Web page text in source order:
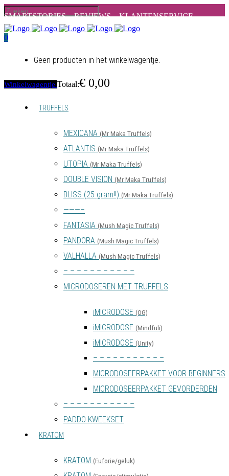
SMARTSTORIES –REVIEWS –KLANTENSERVICE
0
Geen producten in het winkelwagentje.
Winkelwagentje Totaal:€ 0,00
TRUFFELS
MEXICANA (Mr Maka Truffels)
ATLANTIS (Mr Maka Truffels)
UTOPIA (Mr Maka Truffels)
DOUBLE VISION (Mr Maka Truffels)
BLISS (25 gram!!) (Mr Maka Truffels)
———–
FANTASIA (Mush Magic Truffels)
PANDORA (Mush Magic Truffels)
VALHALLA (Mush Magic Truffels)
– – – – – – – – – – –
MICRODOSEREN MET TRUFFELS
iMICRODOSE (OG)
iMICRODOSE (Mindfuli)
iMICRODOSE (Unity)
– – – – – – – – – – –
MICRODOSEERPAKKET VOOR BEGINNERS
MICRODOSEERPAKKET GEVORDERDEN
– – – – – – – – – – –
PADDO KWEEKSET
KRATOM
KRATOM (Euforie/geluk)